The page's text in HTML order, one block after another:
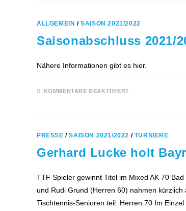
ALLGEMEIN /SAISON 2021/2022
Saisonabschluss 2021/
Nähere Informationen gibt es hier.
KOMMENTARE DEAKTIVIERTFÜR
PRESSE /SAISON 2021/2022 / TURNIERE
Gerhard Lucke holt
TTF Spieler gewinnt Titel im Mixed AK 70
und Rudi Grund (Herren 60) nahmen
Tischtennis-Senioren teil. Herren 70 Im